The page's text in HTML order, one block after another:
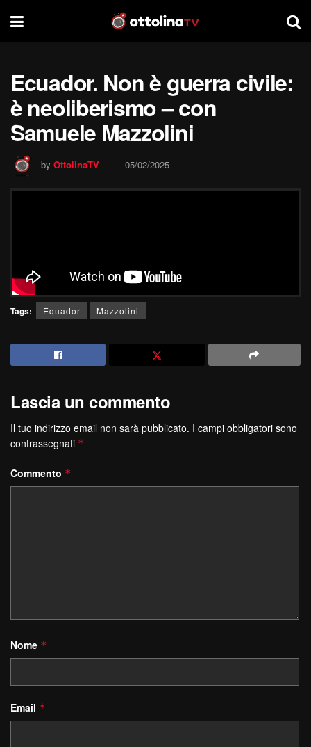
Ecuador. Non è guerra civile:
è neoliberismo – con
Samuele Mazzolini
by OttolinaTV 05/02/2025
Tags: Equador Mazzolini
Lascia un commento
Il tuo indirizzo email non sarà pubblicato. I campi obbligatori sono
contrassegnati *
Commento *
Nome *
Email *